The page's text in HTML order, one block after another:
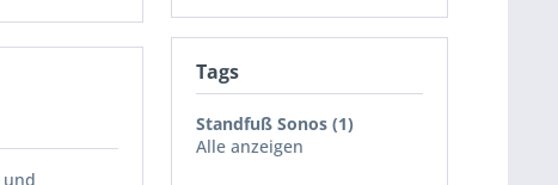
Tags
Standfuß Sonos (1)
Alle anzeigen
und